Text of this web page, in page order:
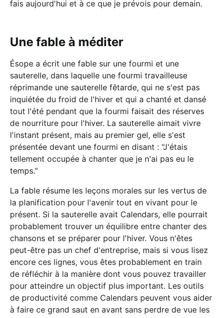
fais aujourd'hui et à ce que je prévois pour demain.
Une fable à méditer
Ésope a écrit une fable sur une fourmi et une
sauterelle, dans laquelle une fourmi travailleuse
réprimande une sauterelle fêtarde, qui ne s'est pas
inquiétée du froid de l'hiver et qui a chanté et dansé
tout l'été pendant que la fourmi faisait des réserves
de nourriture pour l'hiver. La sauterelle aimait vivre
l'instant présent, mais au premier gel, elle s'est
présentée devant une fourmi en disant : "J'étais
tellement occupée à chanter que je n'ai pas eu le
temps."
La fable résume les leçons morales sur les vertus de
la planification pour l'avenir tout en vivant pour le
présent. Si la sauterelle avait Calendars, elle pourrait
probablement trouver un équilibre entre chanter des
chansons et se préparer pour l'hiver. Vous n'êtes
peut-être pas un chef d'entreprise, mais si vous lisez
encore ces lignes, vous êtes probablement en train
de réfléchir à la manière dont vous pouvez travailler
pour atteindre un objectif plus important. Les outils
de productivité comme Calendars peuvent vous aider
à faire ce grand saut en avant sans perdre de vue les